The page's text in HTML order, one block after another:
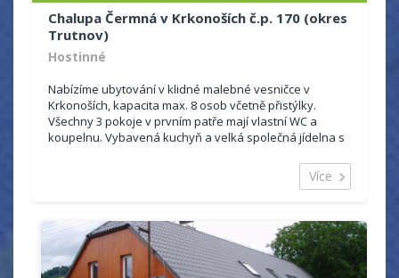
Chalupa Čermná v Krkonoších č.p. 170 (okres
Trutnov)
Hostinné
Nabízíme ubytování v klidné malebné vesničce v
Krkonoších, kapacita max. 8 osob včetně přistýlky.
Všechny 3 pokoje v prvním patře mají vlastní WC a
koupelnu. Vybavená kuchyň a velká společná jídelna s
Více